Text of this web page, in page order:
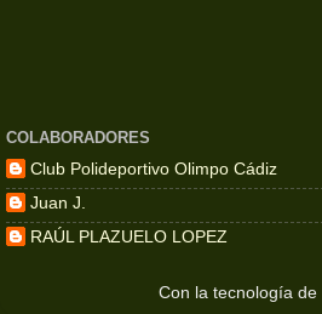
COLABORADORES
Club Polideportivo Olimpo Cádiz
Juan J.
RAÚL PLAZUELO LOPEZ
Con la tecnología de